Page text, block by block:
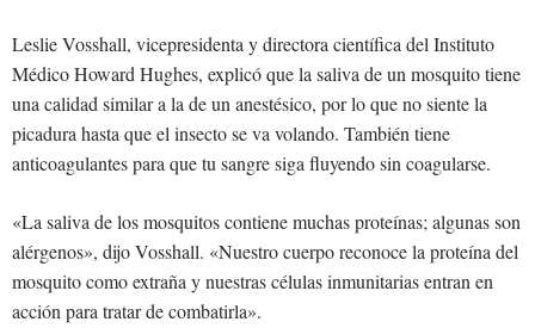
Leslie Vosshall, vicepresidenta y directora científica del Instituto
Médico Howard Hughes, explicó que la saliva de un mosquito tiene
una calidad similar a la de un anestésico, por lo que no siente la
picadura hasta que el insecto se va volando. También tiene
anticoagulantes para que tu sangre siga fluyendo sin coagularse.
«La saliva de los mosquitos contiene muchas proteínas; algunas son
alérgenos», dijo Vosshall. «Nuestro cuerpo reconoce la proteína del
mosquito como extraña y nuestras células inmunitarias entran en
acción para tratar de combatirla».